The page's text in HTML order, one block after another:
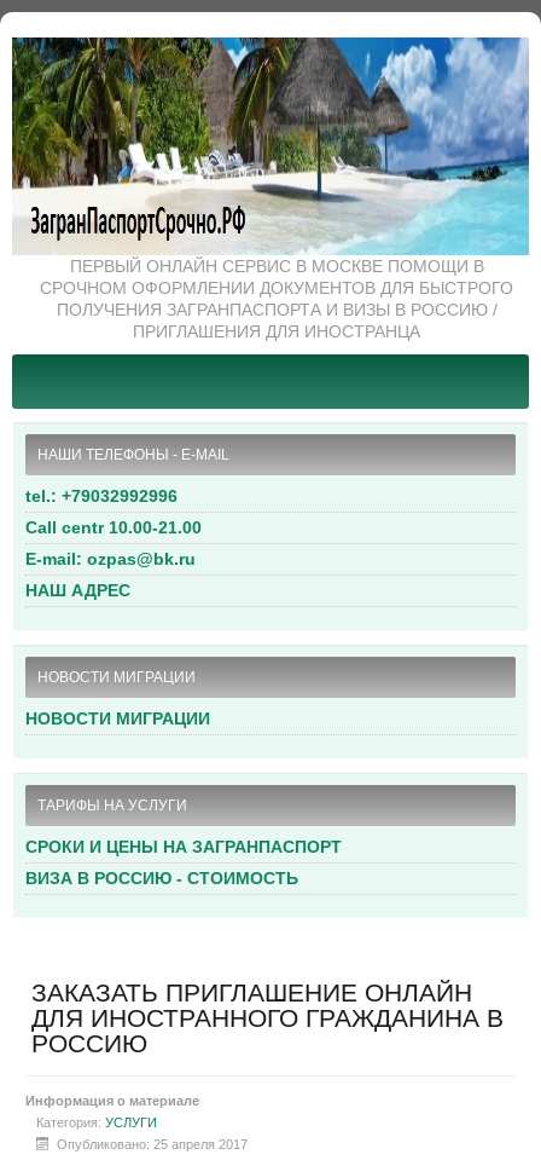
ПЕРВЫЙ ОНЛАЙН СЕРВИС В МОСКВЕ ПОМОЩИ В
СРОЧНОМ ОФОРМЛЕНИИ ДОКУМЕНТОВ ДЛЯ БЫСТРОГО
ПОЛУЧЕНИЯ ЗАГРАНПАСПОРТА И ВИЗЫ В РОССИЮ /
ПРИГЛАШЕНИЯ ДЛЯ ИНОСТРАНЦА
НАШИ ТЕЛЕФОНЫ - E-MAIL
tel.: +79032992996
Call centr 10.00-21.00
E-mail: ozpas@bk.ru
НАШ АДРЕС
НОВОСТИ МИГРАЦИИ
НОВОСТИ МИГРАЦИИ
ТАРИФЫ НА УСЛУГИ
СРОКИ И ЦЕНЫ НА ЗАГРАНПАСПОРТ
ВИЗА В РОССИЮ - СТОИМОСТЬ
ЗАКАЗАТЬ ПРИГЛАШЕНИЕ ОНЛАЙН
ДЛЯ ИНОСТРАННОГО ГРАЖДАНИНА В
РОССИЮ
Информация о материале
Категория: УСЛУГИ
Опубликовано: 25 апреля 2017